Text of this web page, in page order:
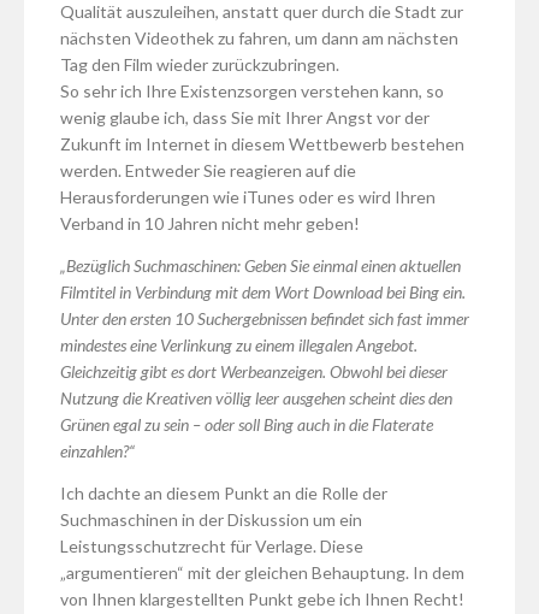
Qualität auszuleihen, anstatt quer durch die Stadt zur
nächsten Videothek zu fahren, um dann am nächsten
Tag den Film wieder zurückzubringen.
So sehr ich Ihre Existenzsorgen verstehen kann, so
wenig glaube ich, dass Sie mit Ihrer Angst vor der
Zukunft im Internet in diesem Wettbewerb bestehen
werden. Entweder Sie reagieren auf die
Herausforderungen wie iTunes oder es wird Ihren
Verband in 10 Jahren nicht mehr geben!
„Bezüglich Suchmaschinen: Geben Sie einmal einen aktuellen
Filmtitel in Verbindung mit dem Wort Download bei Bing ein.
Unter den ersten 10 Suchergebnissen befindet sich fast immer
mindestes eine Verlinkung zu einem illegalen Angebot.
Gleichzeitig gibt es dort Werbeanzeigen. Obwohl bei dieser
Nutzung die Kreativen völlig leer ausgehen scheint dies den
Grünen egal zu sein – oder soll Bing auch in die Flaterate
einzahlen?“
Ich dachte an diesem Punkt an die Rolle der
Suchmaschinen in der Diskussion um ein
Leistungsschutzrecht für Verlage. Diese
„argumentieren“ mit der gleichen Behauptung. In dem
von Ihnen klargestellten Punkt gebe ich Ihnen Recht!